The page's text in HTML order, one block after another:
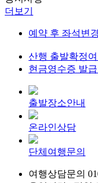
더보기
예약 후 좌석변
산행 출발확정여
현금영수증 발
출발장소안내
온라인상담
단체여행문의
여행상담문의